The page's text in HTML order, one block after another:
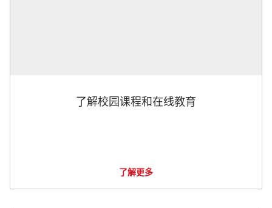
了解校园课程和在线教育
了解更多